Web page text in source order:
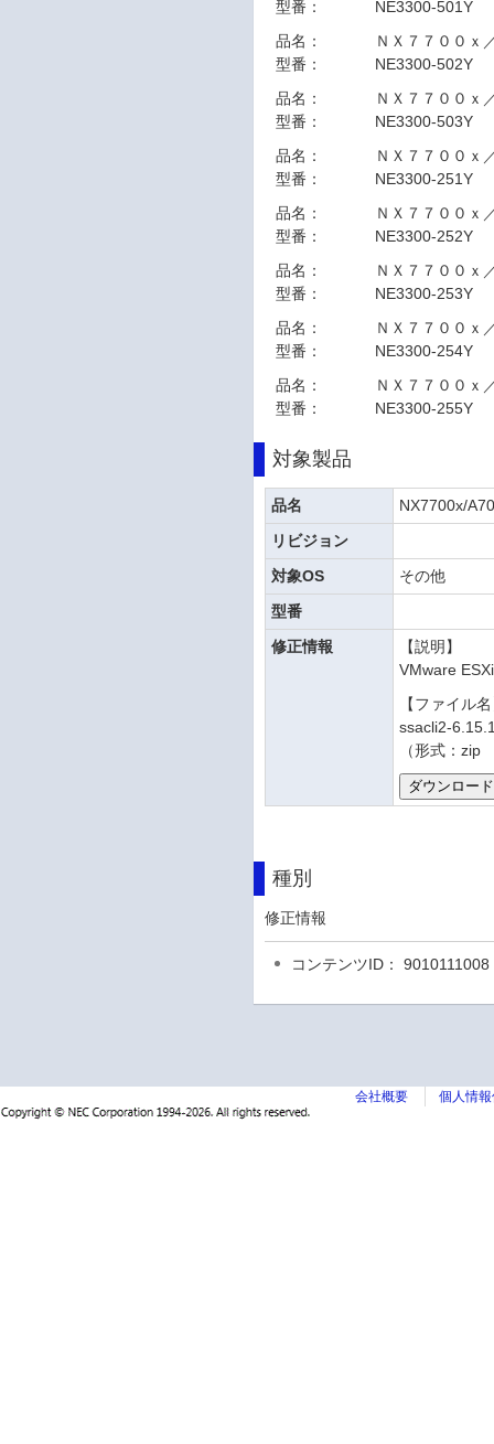
型番：
NE3300-501Y
品名：
ＮＸ７７００
型番：
NE3300-502Y
品名：
ＮＸ７７００
型番：
NE3300-503Y
品名：
ＮＸ７７００
型番：
NE3300-251Y
品名：
ＮＸ７７００
型番：
NE3300-252Y
品名：
ＮＸ７７００
型番：
NE3300-253Y
品名：
ＮＸ７７００
型番：
NE3300-254Y
品名：
ＮＸ７７００
型番：
NE3300-255Y
対象製品
品名
NX7700x/
リビジョン
対象OS
その他
型番
修正情報
【説明】
VMware
【ファイル
ssacli2-
（形式：
種別
修正情報
コンテンツID： 9010111008
会社概要 個人情